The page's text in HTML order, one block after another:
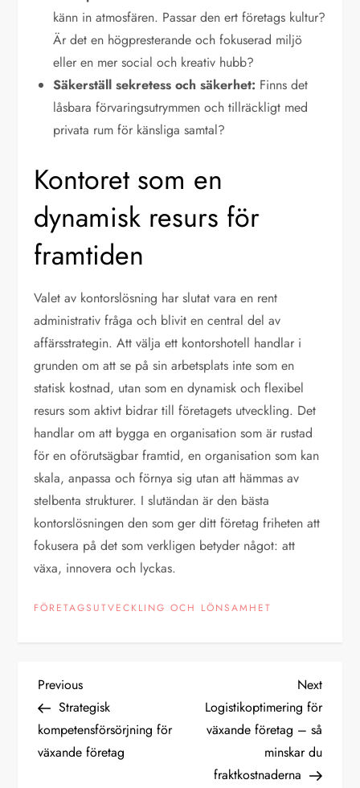
känn in atmosfären. Passar den ert företags kultur?
Är det en högpresterande och fokuserad miljö
eller en mer social och kreativ hubb?
Säkerställ sekretess och säkerhet: Finns det
låsbara förvaringsutrymmen och tillräckligt med
privata rum för känsliga samtal?
Kontoret som en
dynamisk resurs för
framtiden
Valet av kontorslösning har slutat vara en rent
administrativ fråga och blivit en central del av
affärsstrategin. Att välja ett kontorshotell handlar i
grunden om att se på sin arbetsplats inte som en
statisk kostnad, utan som en dynamisk och flexibel
resurs som aktivt bidrar till företagets utveckling. Det
handlar om att bygga en organisation som är rustad
för en oförutsägbar framtid, en organisation som kan
skala, anpassa och förnya sig utan att hämmas av
stelbenta strukturer. I slutändan är den bästa
kontorslösningen den som ger ditt företag friheten att
fokusera på det som verkligen betyder något: att
växa, innovera och lyckas.
FÖRETAGSUTVECKLING OCH LÖNSAMHET
P
o
s
Previous
Post
Previous
Strategisk
kompetensförsörjning för
växande företag
Next
Post
Next
Logistikoptimering för
växande företag – så
minskar du
fraktkostnaderna